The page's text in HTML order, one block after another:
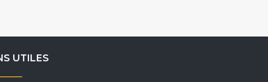
UTILES